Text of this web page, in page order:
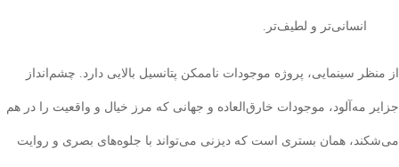
انسانی‌تر و لطیف‌تر.
سینمایی، پروژه موجودات ناممکن پتانسیل بالایی دارد. چشم‌انداز
مه‌آلود، موجودات خارق‌العاده و جهانی که مرز خیال و واقعیت را در هم
همان بستری است که دیزنی می‌تواند با جلوه‌های بصری و روایت